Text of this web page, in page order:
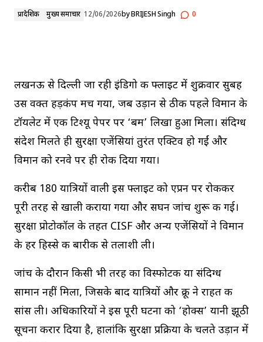
प्रादेशिक मुख्य समाचार 12/06/2026byBRIJESH Singh 0
लखनऊ से दिल्ली जा रही इंडिगो की फ्लाइट में शुक्रवार सुबह
उस वक्त हड़कंप मच गया, जब उड़ान से ठीक पहले विमान के
टॉयलेट में एक टिश्यू पेपर पर ‘बम’ लिखा हुआ मिला। संदिग्ध
संदेश मिलते ही सुरक्षा एजेंसियां तुरंत एक्टिव हो गईं और
विमान को रनवे पर ही रोक दिया गया।
करीब 180 यात्रियों वाली इस फ्लाइट को एप्रन पर रोककर
पूरी तरह से खाली कराया गया और सघन जांच शुरू की गई।
सुरक्षा प्रोटोकॉल के तहत CISF और अन्य एजेंसियों ने विमान
के हर हिस्से की बारीकी से तलाशी ली।
जांच के दौरान किसी भी तरह का विस्फोटक या संदिग्ध
सामान नहीं मिला, जिसके बाद यात्रियों और क्रू ने राहत की
सांस ली। अधिकारियों ने इस पूरी घटना को ‘होक्स’ यानी झूठी
सूचना करार दिया है, हालांकि सुरक्षा प्रक्रिया के चलते उड़ान में